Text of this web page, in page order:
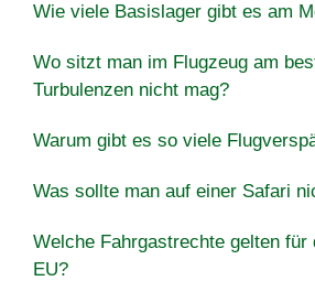
Wie viele Basislager gibt es am
Wo sitzt man im Flugzeug am
Turbulenzen nicht mag?
Warum gibt es so viele
Was sollte man auf einer Safari
Welche Fahrgastrechte gelten für
EU?